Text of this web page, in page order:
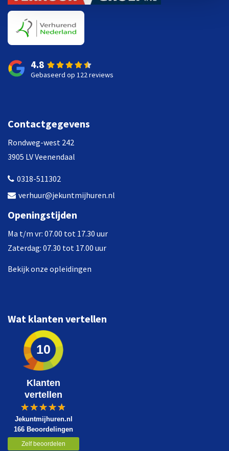
4.8
Gebaseerd op 122 reviews
Contactgegevens
Rondweg-west 242
3905 LV Veenendaal
0318-511302
verhuur@jekuntmijhuren.nl
Openingstijden
Ma t/m vr: 07.00 tot 17.30 uur
Zaterdag: 07.30 tot 17.00 uur
Bekijk onze opleidingen
Wat klanten vertellen
10
Klanten
vertellen
Jekuntmijhuren.nl
166 Beoordelingen
Zelf beoordelen